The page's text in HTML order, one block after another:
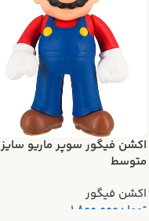
اکشن فیگور سوپر ماریو سایز
متوسط
اکشن فیگور
تومان 1.800.000